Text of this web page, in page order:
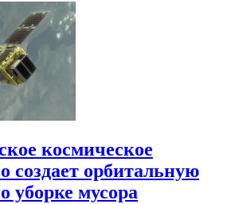
космическое
создает орбитальную
уборке мусора